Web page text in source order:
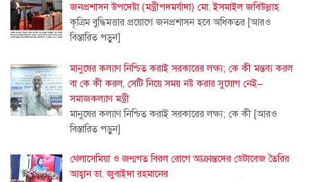
জনপ্রশাসন উপদেষ্টা (মন্ত্রীপদমর্যাদা) মো. ইসমাইল জবিউল্লাহ
কৃত্রিম বুদ্ধিমত্তার প্রয়োগে জনপ্রশাসন হবে অধিকতর [আরও
বিস্তারিত পড়ুন]
মানুষের কল্যাণ নিশ্চিত করাই সরকারের লক্ষ্য; কে কী মন্তব্য করল
বা কে কী করল, সেটি নিয়ে সময় নষ্ট করার সুযোগ নেই–
সমাজকল্যাণ মন্ত্রী
মানুষের কল্যাণ নিশ্চিত করাই সরকারের লক্ষ্য; কে কী [আরও
বিস্তারিত পড়ুন]
থেলাসেমিয়া ও জন্মগত বিরল রোগে আক্রান্তদের ডেটাবেজ তৈরির
আহ্বান ডা. জুবাইদা রহমানের